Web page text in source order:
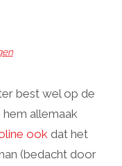
best wel op de
allemaak
ook dat het
(bedacht door